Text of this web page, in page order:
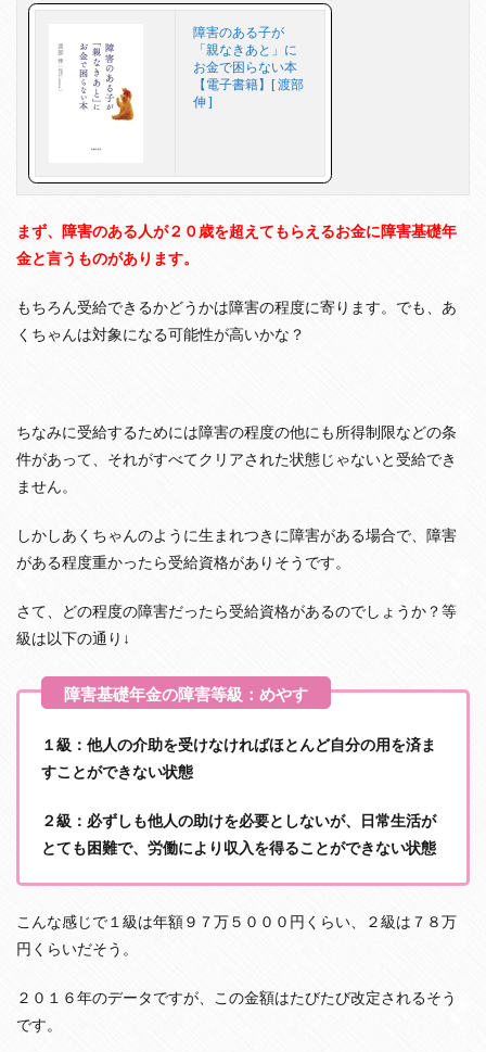
？
障
害
の
生
支
援
ル
ー
ホ
ム
ど
論
障
害
者
の
お
事
情
、
案
な
と
な
る
み
障害のある子が
「親なきあと」に
お金で困らない本
【電子書籍】[ 渡部
伸 ]
まず、障害のある人が２０歳を超えてもらえるお金に障害基礎年
金と言うものがあります。
もちろん受給できるかどうかは障害の程度に寄ります。でも、あ
くちゃんは対象になる可能性が高いかな？
ちなみに受給するためには障害の程度の他にも所得制限などの条
件があって、それがすべてクリアされた状態じゃないと受給でき
ません。
しかしあくちゃんのように生まれつきに障害がある場合で、障害
がある程度重かったら受給資格がありそうです。
さて、どの程度の障害だったら受給資格があるのでしょうか？等
級は以下の通り↓
１級：他人の介助を受けなければほとんど自分の用を済ま
すことができない状態
２級：必ずしも他人の助けを必要としないが、日常生活が
とても困難で、労働により収入を得ることができない状態
こんな感じで１級は年額９７万５０００円くらい、２級は７８万
円くらいだそう。
２０１６年のデータですが、この金額はたびたび改定されるそう
です。